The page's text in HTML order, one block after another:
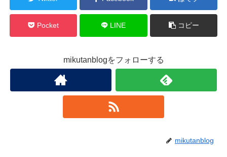
Pocket LINE コピー
mikutanblogをフォローする
mikutanblog